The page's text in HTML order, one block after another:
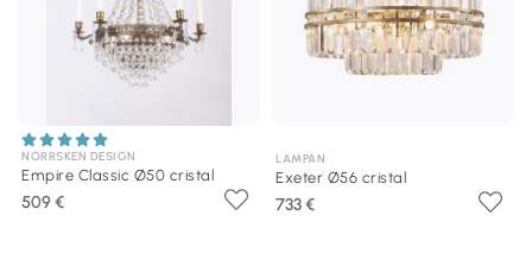
NORRSKEN DESIGN
Empire Classic Ø50 cristal
509 €
LAMPAN
Exeter Ø56 cristal
733 €